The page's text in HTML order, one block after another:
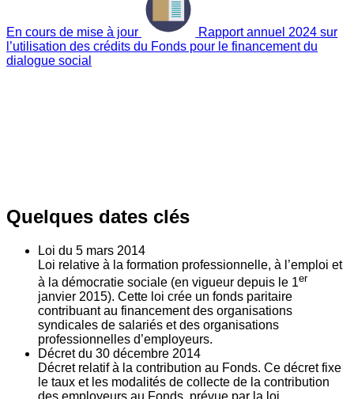
En cours de mise à jour
Rapport annuel 2024 sur
l’utilisation des crédits du Fonds pour le financement du
dialogue social
Quelques dates clés
Loi du 5 mars 2014
Loi relative à la formation professionnelle, à l’emploi et
à la démocratie sociale (en vigueur depuis le 1er
janvier 2015). Cette loi crée un fonds paritaire
contribuant au financement des organisations
syndicales de salariés et des organisations
professionnelles d’employeurs.
Décret du 30 décembre 2014
Décret relatif à la contribution au Fonds. Ce décret fixe
le taux et les modalités de collecte de la contribution